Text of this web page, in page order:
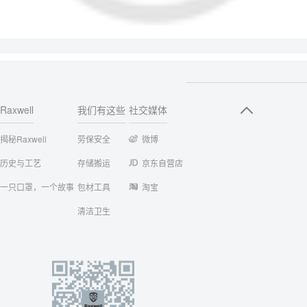
Raxwell
揭秘Raxwell
历史与工艺
一只口罩，一个故事
我们有这些
劳保安全
存储搬运
包材工具
清洁卫生
社交媒体
微博
京东自营店
淘宝